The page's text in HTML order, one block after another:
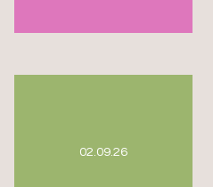
02.09.26